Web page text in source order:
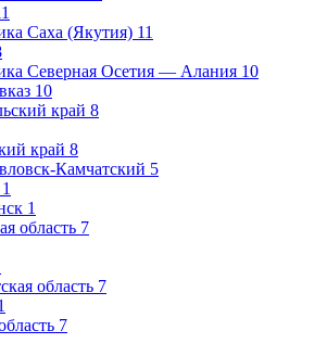
Саха (Якутия) 11
Северная Осетия — Алания 10
10
край 8
край 8
Камчатский 5
1
1
область 7
область 7
7